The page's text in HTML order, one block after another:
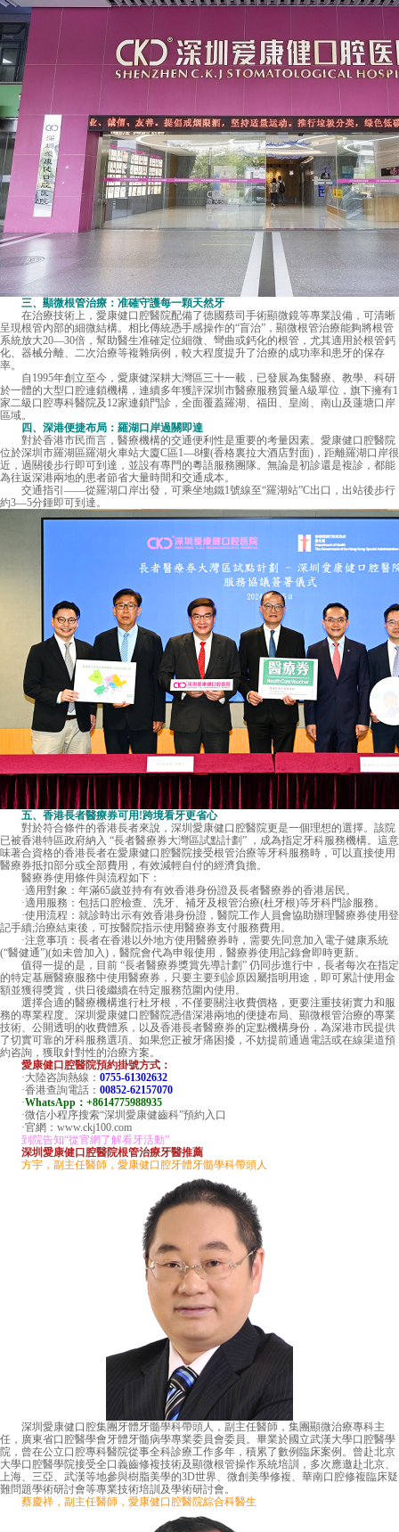
三、顯微根管治療：准確守護每一顆天然牙
在治療技術上，愛康健口腔醫院配備了德國蔡司手術顯微鏡等專業設備，可清晰
呈現根管內部的細微結構。相比傳統憑手感操作的“盲治”，顯微根管治療能夠將根管
系統放大20—30倍，幫助醫生准確定位細微、彎曲或鈣化的根管，尤其適用於根管鈣
化、器械分離、二次治療等複雜病例，較大程度提升了治療的成功率和患牙的保存
率。
自1995年創立至今，愛康健深耕大灣區三十一載，已發展為集醫療、教學、科研
於一體的大型口腔連鎖機構，連續多年獲評深圳市醫療服務質量A級單位，旗下擁有1
家二級口腔專科醫院及12家連鎖門診，全面覆蓋羅湖、福田、皇崗、南山及蓮塘口岸
區域。
四、深港便捷布局：羅湖口岸過關即達
對於香港市民而言，醫療機構的交通便利性是重要的考量因素。愛康健口腔醫院
位於深圳市羅湖區羅湖火車站大廈C區1—8樓(香格裏拉大酒店對面)，距離羅湖口岸很
近，過關後步行即可到達，並設有專門的粵語服務團隊。無論是初診還是複診，都能
為往返深港兩地的患者節省大量時間和交通成本。
交通指引——從羅湖口岸出發，可乘坐地鐵1號線至“羅湖站”C出口，出站後步行
約3—5分鍾即可到達。
五、香港長者醫療券可用!跨境看牙更省心
對於符合條件的香港長者來說，深圳愛康健口腔醫院更是一個理想的選擇。該院
已被香港特區政府納入 “長者醫療券大灣區試點計劃” ，成為指定牙科服務機構。這意
味著合資格的香港長者在愛康健口腔醫院接受根管治療等牙科服務時，可以直接使用
醫療券抵扣部分或全部費用，有效減輕自付的經濟負擔。
醫療券使用條件與流程如下：
·適用對象：年滿65歲並持有有效香港身份證及長者醫療券的香港居民。
·適用服務：包括口腔檢查、洗牙、補牙及根管治療(杜牙根)等牙科門診服務。
·使用流程：就診時出示有效香港身份證，醫院工作人員會協助辦理醫療券使用登
記手續;治療結束後，可按醫院指示使用醫療券支付服務費用。
·注意事項：長者在香港以外地方使用醫療券時，需要先同意加入電子健康系統
(“醫健通”)(如未曾加入)，醫院會代為申報使用，醫療券使用記錄會即時更新。
值得一提的是，目前 “長者醫療券獎賞先導計劃” 仍同步進行中，長者每次在指定
的特定基層醫療服務中使用醫療券，只要主要到診原因屬指明用途，即可累計使用金
額並獲得獎賞，供日後繼續在特定服務范圍內使用。
選擇合適的醫療機構進行杜牙根，不僅要關注收費價格，更要注重技術實力和服
務的專業程度。深圳愛康健口腔醫院憑借深港兩地的便捷布局、顯微根管治療的專業
技術、公開透明的收費體系，以及香港長者醫療券的定點機構身份，為深港市民提供
了切實可靠的牙科服務選項。如果您正被牙痛困擾，不妨提前通過電話或在線渠道預
約咨詢，獲取針對性的治療方案。
愛康健口腔醫院預約掛號方式：
·大陸咨詢熱線： 0755-61302632
·香港查詢電話： 00852-62157070
·WhatsApp：+8614775988935
·微信小程序搜索“深圳愛康健齒科”預約入口
·官網：www.ckj100.com
到院告知“從官網了解看牙活動”
深圳愛康健口腔醫院根管治療牙醫推薦
方宇，副主任醫師，愛康健口腔牙體牙髓學科帶頭人
深圳愛康健口腔集團牙體牙髓學科帶頭人，副主任醫師，集團顯微治療專科主
任，廣東省口腔醫學會牙體牙髓病學專業委員會委員。畢業於國立武漢大學口腔醫學
院，曾在公立口腔專科醫院從事全科診療工作多年，積累了數例臨床案例。曾赴北京
大學口腔醫學院接受全口義齒修複技術及顯微根管操作系統培訓，多次應邀赴北京、
上海、三亞、武漢等地參與樹脂美學的3D世界、微創美學修複、華南口腔修複臨床疑
難問題學術研討會等專業技術培訓及學術研討會。
蔡慶祥，副主任醫師，愛康健口腔醫院綜合科醫生